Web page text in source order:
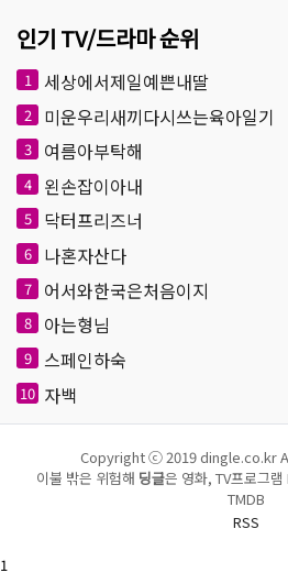
인기 TV/드라마 순위
1 세상에서제일예쁜내딸
2 미운우리새끼다시쓰는육아일기
3 여름아부탁해
4 왼손잡이아내
5 닥터프리즈너
6 나혼자산다
7 어서와한국은처음이지
8 아는형님
9 스페인하숙
10 자백
Copyright ⓒ 2019 dingle.co.kr
이불 밖은 위험해 딩글은 영화, TV프로그
TMDB
RSS
1